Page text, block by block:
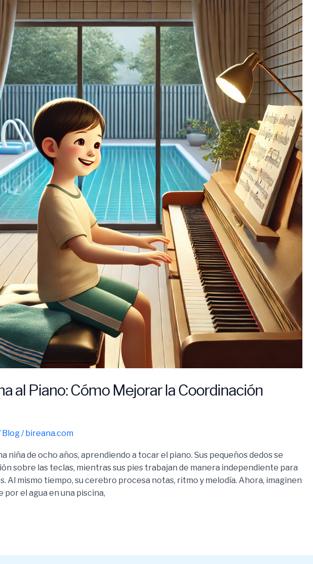
al Piano: Cómo Mejorar la Coordinación
Blog/bireana.com
niña de ocho años, aprendiendo a tocar el piano. Sus pequeños dedos se
sobre las teclas, mientras sus pies trabajan de manera independiente para
Al mismo tiempo, su cerebro procesa notas, ritmo y melodía. Ahora, imaginen
por el agua en una piscina,